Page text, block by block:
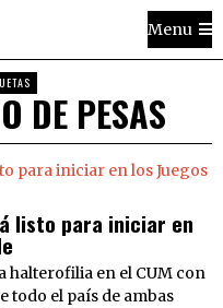
Menu
DE PESAS
listo para iniciar en
halterofilia en el CUM con
todo el país de ambas